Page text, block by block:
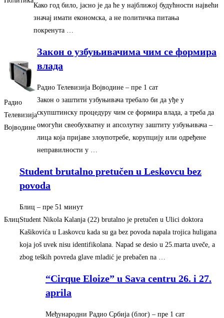
Како год било, јасно је да ће у најближој будућности највећи
значај имати економска, а не политичка питања
покренута …
Радио
Телевизија
Војводине
Закон о узбуњивачима чим се формира
влада
Радио Телевизија Војводине – ‎пре 1 сат‎
Закон о заштити узбуњивача требало би да уђе у
скупштинску процедуру чим се формира влада, а треба да
омогући свеобухватну и апсолутну заштиту узбуњивача –
лица која пријаве злоупотребе, корупцију или одређене
неправилности у …
Блиц
Student brutalno pretučen u Leskovcu bez
povoda
Блиц – ‎пре 51 минут‎
Student Nikola Kalanja (22) brutalno je pretučen u Ulici doktora
Kašikovića u Laskovcu kada su ga bez povoda napala trojica huligana
koja još uvek nisu identifikolana. Napad se desio u 25.marta uveče, a
zbog teških povreda glave mladić je prebačen na …
“Cirque Eloize” u Sava centru 26. i 27.
aprila
Међународни Радио Србија (блог) – ‎пре 1 сат‎